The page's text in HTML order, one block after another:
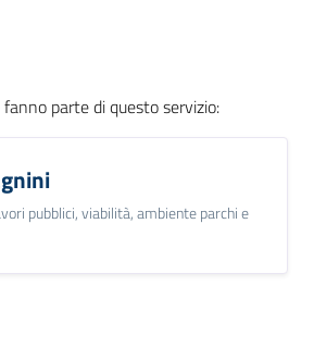
parte di questo servizio:
pubblici, viabilità, ambiente parchi e